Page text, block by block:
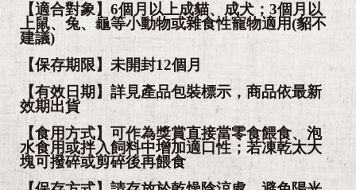
【適合對象】6個月以上成貓、成犬；3個月以
上鼠、兔、龜等小動物或雜食性寵物適用(貂不
建議)
【保存期限】未開封12個月
【有效日期】詳見產品包裝標示，商品依最新
效期出貨
【食用方式】可作為獎賞直接當零食餵食、泡
水食用或拌入飼料中增加適口性；若凍乾太大
塊可撥碎或剪碎後再餵食